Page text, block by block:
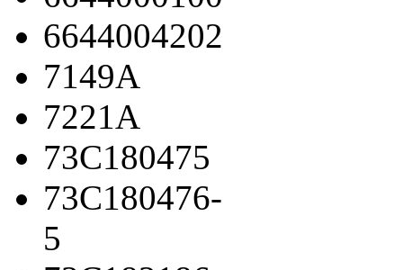
6644004202
7149A
7221A
73C180475
73C180476-
5